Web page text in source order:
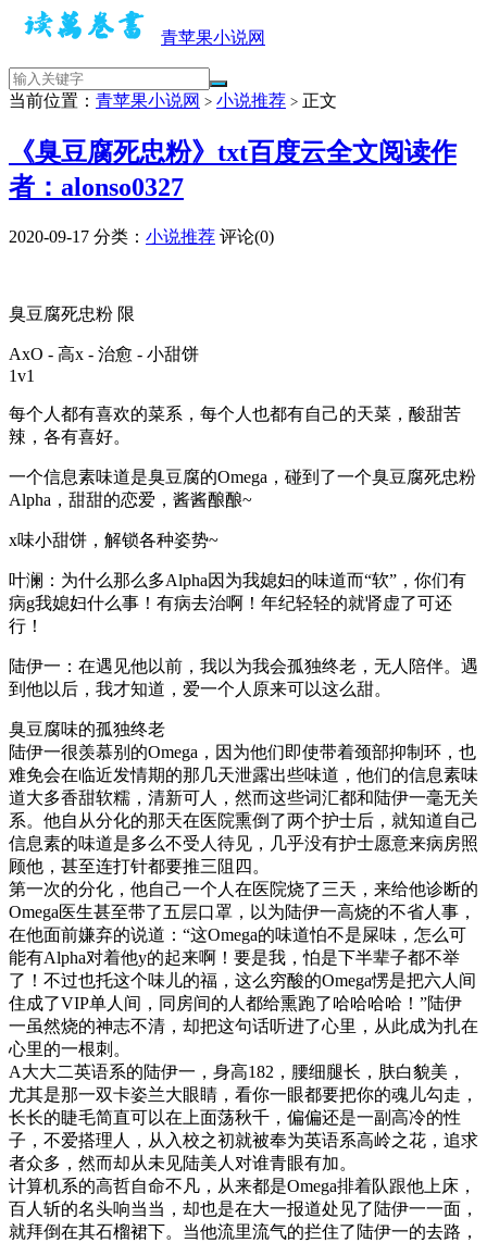
青苹果小说网
当前位置： 青苹果小说网 > 小说推荐 > 正文
《臭豆腐死忠粉》txt百度云全文阅读作
者：alonso0327
2020-09-17 分类： 小说推荐 评论(0)
臭豆腐死忠粉 限
AxO - 高x - 治愈 - 小甜饼
1v1
每个人都有喜欢的菜系，每个人也都有自己的天菜，酸甜苦
辣，各有喜好。
一个信息素味道是臭豆腐的Omega，碰到了一个臭豆腐死忠粉
Alpha，甜甜的恋爱，酱酱酿酿~
x味小甜饼，解锁各种姿势~
叶澜：为什么那么多Alpha因为我媳妇的味道而“软”，你们有
病g我媳妇什么事！有病去治啊！年纪轻轻的就肾虚了可还
行！
陆伊一：在遇见他以前，我以为我会孤独终老，无人陪伴。遇
到他以后，我才知道，爱一个人原来可以这么甜。
臭豆腐味的孤独终老
陆伊一很羡慕别的Omega，因为他们即使带着颈部抑制环，也
难免会在临近发情期的那几天泄露出些味道，他们的信息素味
道大多香甜软糯，清新可人，然而这些词汇都和陆伊一毫无关
系。他自从分化的那天在医院熏倒了两个护士后，就知道自己
信息素的味道是多么不受人待见，几乎没有护士愿意来病房照
顾他，甚至连打针都要推三阻四。
第一次的分化，他自己一个人在医院烧了三天，来给他诊断的
Omega医生甚至带了五层口罩，以为陆伊一高烧的不省人事，
在他面前嫌弃的说道：“这Omega的味道怕不是屎味，怎么可
能有Alpha对着他y的起来啊！要是我，怕是下半辈子都不举
了！不过也托这个味儿的福，这么穷酸的Omega愣是把六人间
住成了VIP单人间，同房间的人都给熏跑了哈哈哈哈！”陆伊
一虽然烧的神志不清，却把这句话听进了心里，从此成为扎在
心里的一根刺。
A大大二英语系的陆伊一，身高182，腰细腿长，肤白貌美，
尤其是那一双卡姿兰大眼睛，看你一眼都要把你的魂儿勾走，
长长的睫毛简直可以在上面荡秋千，偏偏还是一副高冷的性
子，不爱搭理人，从入校之初就被奉为英语系高岭之花，追求
者众多，然而却从未见陆美人对谁青眼有加。
计算机系的高哲自命不凡，从来都是Omega排着队跟他上床，
百人斩的名头响当当，却也是在大一报道处见了陆伊一一面，
就拜倒在其石榴裙下。当他流里流气的拦住了陆伊一的去路，